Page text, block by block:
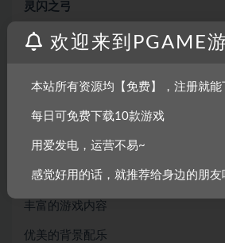
灵闪之弓
空中释放技能，向前射出5发箭矢，
游戏特点
横版卡通又梦幻感十足的游戏画面
精彩的动作冒险过程
多种动作技能帮助通关
丰富的游戏内容
优美的背景配乐
欢迎来到PGAME
本站所有资源均【免费】，注册就能
每日可免费下载10款游戏
用爱发电，运营不易~
感觉好用的话，就推荐给身边的朋友